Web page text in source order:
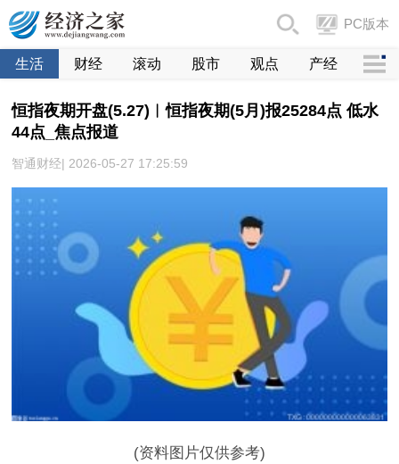
PC版本
生活 财经 滚动 股市 观点 产经
恒指夜期开盘(5.27)︱恒指夜期(5月)报25284点 低水
44点_焦点报道
智通财经| 2026-05-27 17:25:59
(资料图片仅供参考)